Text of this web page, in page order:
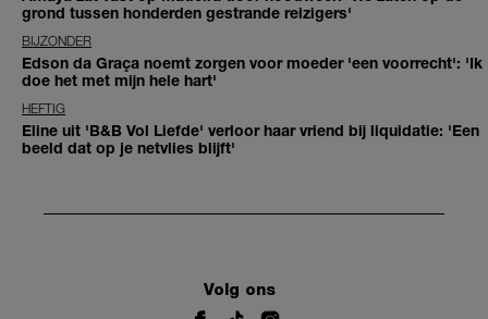
grond tussen honderden gestrande reizigers'
BIJZONDER
Edson da Graça noemt zorgen voor moeder 'een voorrecht': 'Ik
doe het met mijn hele hart'
HEFTIG
Eline uit 'B&B Vol Liefde' verloor haar vriend bij liquidatie: 'Een
beeld dat op je netvlies blijft'
Volg ons